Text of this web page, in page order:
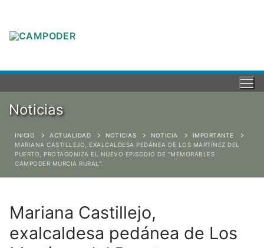
Noticias
INICIO ACTUALIDAD NOTICIAS NOTICIA
IMPORTANTE
MARIANA CASTILLEJO, EXALCALDESA PEDÁNEA DE LOS MARTÍNEZ DEL
PUERTO, PROTAGONIZA EL NUEVO EPISODIO DE “MEMORABLES
CAMPODER MURCIA RURAL”.
Mariana Castillejo,
exalcaldesa pedánea de Los